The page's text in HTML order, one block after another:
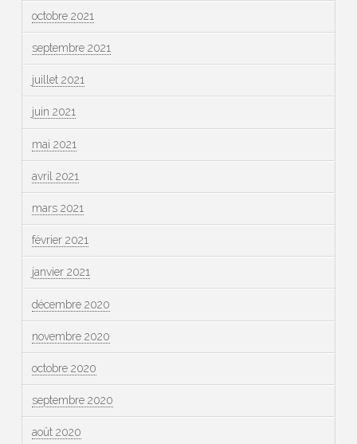
octobre 2021
septembre 2021
juillet 2021
juin 2021
mai 2021
avril 2021
mars 2021
février 2021
janvier 2021
décembre 2020
novembre 2020
octobre 2020
septembre 2020
août 2020